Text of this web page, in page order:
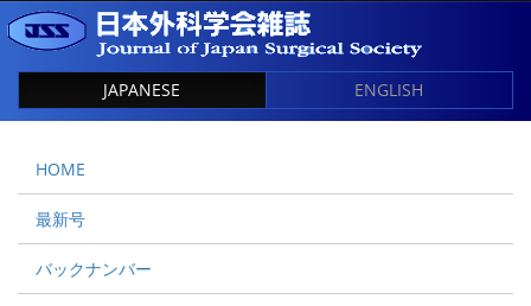
JAPANESE ENGLISH
HOME
最新号
バックナンバー